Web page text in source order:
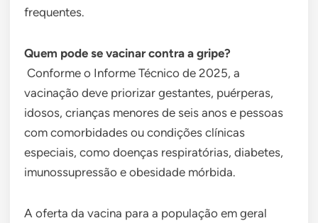
frequentes.
Quem pode se vacinar contra a gripe?
Conforme o Informe Técnico de 2025, a
vacinação deve priorizar gestantes, puérperas,
idosos, crianças menores de seis anos e pessoas
com comorbidades ou condições clínicas
especiais, como doenças respiratórias, diabetes,
imunossupressão e obesidade mórbida.
A oferta da vacina para a população em geral